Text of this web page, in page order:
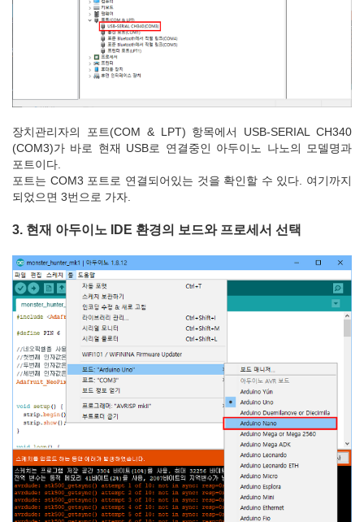
장치관리자의 포트(COM & LPT) 항목에서 USB-SERIAL CH340
(COM3)가 바로 현재 USB로 연결중인 아두이노 나노의 모델명과
포트이다.
포트는 COM3 포트로 연결되어있는 것을 확인할 수 있다. 여기까지
되었으면 3번으로 가자.
3. 현재 아두이노 IDE 환경의 보드와 프로세서 선택